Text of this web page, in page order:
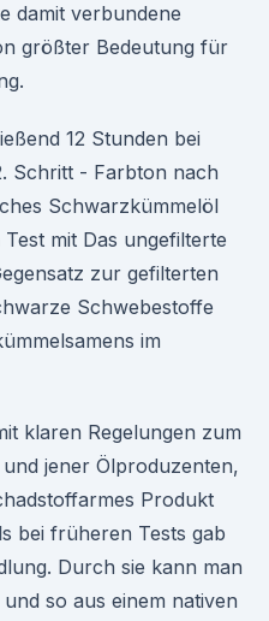
damit verbundene
größter Bedeutung für
12 Stunden bei
Schritt - Farbton nach
Schwarzkümmelöl
mit Das ungefilterte
zur gefilterten
Schwebestoffe
im
klaren Regelungen zum
jener Ölproduzenten,
Produkt
bei früheren Tests gab
Durch sie kann man
so aus einem nativen